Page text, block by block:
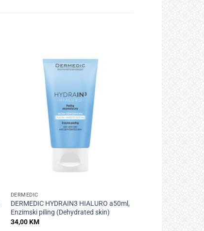
DERMEDIC
DERMEDIC HYDRAIN3 HIALURO a50ml,
Enzimski piling (Dehydrated skin)
34,00KM